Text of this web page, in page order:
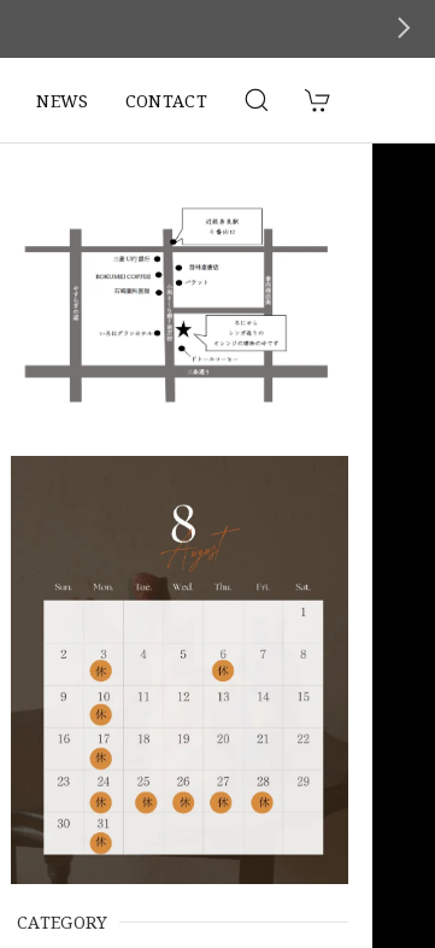
NEWS CONTACT
CATEGORY